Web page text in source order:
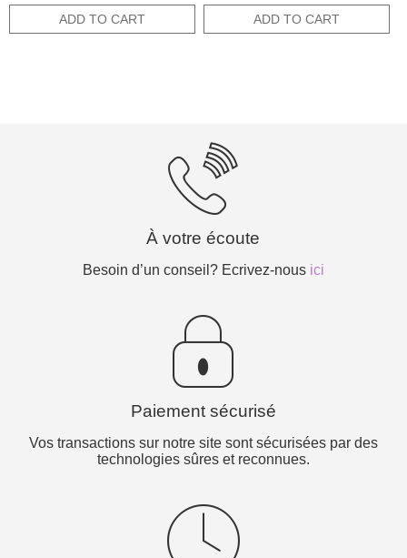
12,00€.6,00€.
ADD TO CART ADD TO CART
À votre écoute
Besoin d’un conseil? Ecrivez-nous ici
Paiement sécurisé
Vos transactions sur notre site sont sécurisées par des
technologies sûres et reconnues.